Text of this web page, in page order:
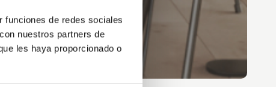
funciones de redes sociales
nuestros partners de
les haya proporcionado o